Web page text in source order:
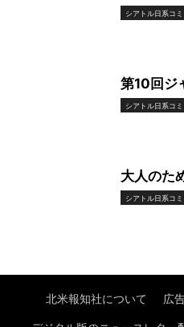
シアトル日系コ
第10回ジ
シアトル日系コ
大人のた
シアトル日系コ
北米報知社について 広